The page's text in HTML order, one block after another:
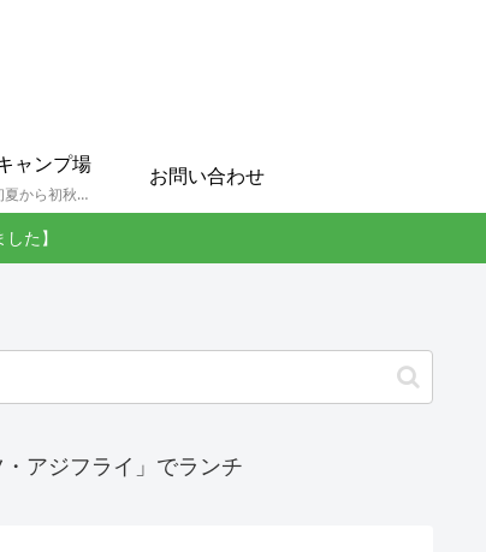
ャンプ場
孫達と北海道の初夏から初秋にかけてキャンプに出かけます。キャンプ場情報だったり料理だったり花火や遊びに虫取りとまさに「やっちゃえ！えびG」やりたい放題のブログです。
お問い合わせ
た】
アジフライ」でランチ